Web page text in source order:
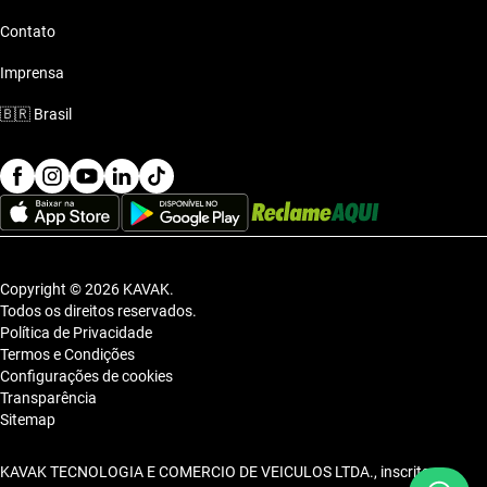
Contato
Imprensa
🇧🇷 Brasil
Copyright © 2026 KAVAK.
Todos os direitos reservados.
Política de Privacidade
Termos e Condições
Configurações de cookies
Transparência
Sitemap
KAVAK TECNOLOGIA E COMERCIO DE VEICULOS LTDA., inscrita no